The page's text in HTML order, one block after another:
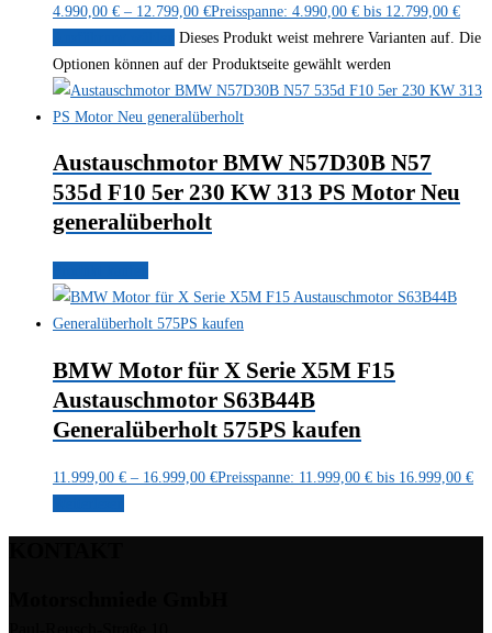
4.990,00 € – 12.799,00 €Preisspanne: 4.990,00 € bis 12.799,00 €
Dieses Produkt weist mehrere Varianten auf. Die
Optionen können auf der Produktseite gewählt werden
Austauschmotor BMW N57D30B N57
535d F10 5er 230 KW 313 PS Motor Neu
generalüberholt
BMW Motor für X Serie X5M F15
Austauschmotor S63B44B
Generalüberholt 575PS kaufen
11.999,00 € – 16.999,00 €Preisspanne: 11.999,00 € bis 16.999,00 €